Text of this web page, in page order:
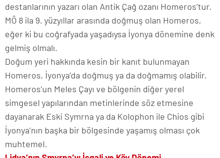
destanlarının yazarı olan Antik Çağ ozanı Homeros’tur.
MÖ 8 ila 9. yüzyıllar arasında doğmuş olan Homeros,
eğer ki bu coğrafyada yaşadıysa İyonya dönemine denk
gelmiş olmalı.
Doğum yeri hakkında kesin bir kanıt bulunmayan
Homeros, İyonya’da doğmuş ya da doğmamış olabilir.
Homeros’un Meles Çayı ve bölgenin diğer yerel
simgesel yapılarından metinlerinde söz etmesine
dayanarak Eski Symrna ya da Kolophon ile Chios gibi
İyonya’nın başka bir bölgesinde yaşamış olması çok
muhtemel.